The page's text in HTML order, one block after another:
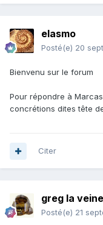
elasmo
Posté(e) 20
Bienvenu sur le forum
Pour répondre à
concrétions dites tête
Citer
greg la veine
Posté(e) 21